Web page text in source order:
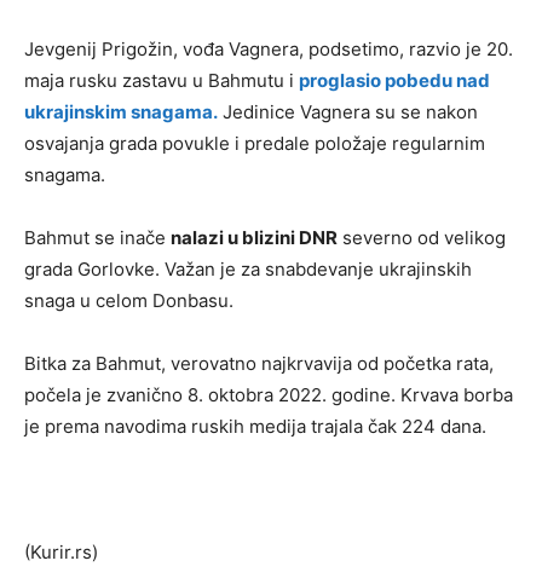
Jevgenij Prigožin, vođa Vagnera, podsetimo, razvio je 20.
maja rusku zastavu u Bahmutu i proglasio pobedu nad
ukrajinskim snagama. Jedinice Vagnera su se nakon
osvajanja grada povukle i predale položaje regularnim
snagama.
Bahmut se inače nalazi u blizini DNR severno od velikog
grada Gorlovke. Važan je za snabdevanje ukrajinskih
snaga u celom Donbasu.
Bitka za Bahmut, verovatno najkrvavija od početka rata,
počela je zvanično 8. oktobra 2022. godine. Krvava borba
je prema navodima ruskih medija trajala čak 224 dana.
(Kurir.rs)